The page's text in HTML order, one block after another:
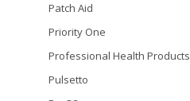
Patch Aid
Priority One
Professional Health Products
Pulsetto